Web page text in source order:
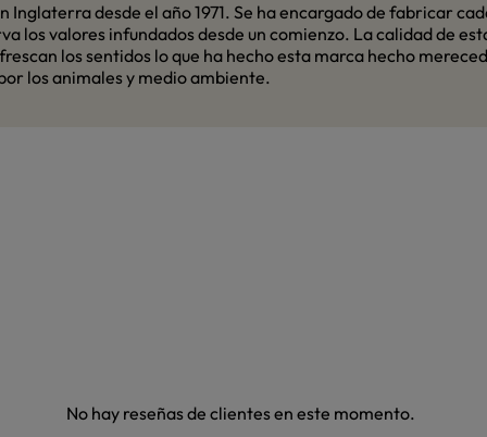
desde el año 1971. Se ha encargado de fabricar
los valores infundados desde un comienzo. La calidad de
los sentidos lo que ha hecho esta marca hecho
los animales y medio ambiente.
No hay reseñas de clientes en este momento.